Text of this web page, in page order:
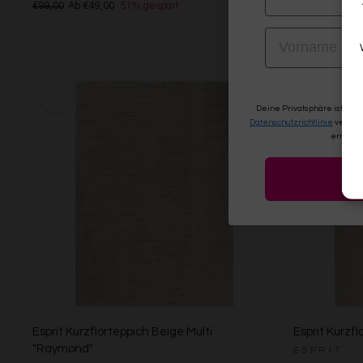
€99,00 Ab €49,00 51% gespart
Esprit Kurzflorteppich Beige Multi
"Raymond"
Esprit
VORNAME
Deine Privatsphäre ist uns
Datenschutzrichtlinie